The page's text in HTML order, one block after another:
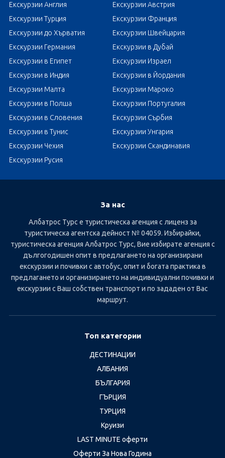
Екскурзии Англия
Екскурзии Австрия
Екскурзии Турция
Екскурзии Франция
Екскурзии до Хърватия
Екскурзии Швейцария
Екскурзии Германия
Екскурзии в Дубай
Екскурзии в Египет
Екскурзии Израел
Екскурзии в Индия
Екскурзии в Йордания
Екскурзии Малта
Екскурзии Мароко
Екскурзии в Полша
Екскурзии Португалия
Екскурзии в Словения
Екскурзии Сърбия
Екскурзии в Тунис
Екскурзии Унгария
Екскурзии Чехия
Екскурзии Скандинавия
Екскурзии Русия
За нас
Албатрос Турс е туристическа агенция с лиценз за
туристическа агентска дейност № 04059. Избирайки,
туристическа агенция Албатрос Турс, Вие избирате агенция с
дългогодишен опит в предлагането на организирани
екскурзии и почивки с автобус, опит и богата практика в
предлагането и организирането на индивидуални почивки и
екскурзии с Ваш собствен транспорт и по зададен от Вас
маршрут.
Топ категории
ДЕСТИНАЦИИ
АЛБАНИЯ
БЪЛГАРИЯ
ГЪРЦИЯ
ТУРЦИЯ
Круизи
LAST MINUTE оферти
Оферти За Нова Година